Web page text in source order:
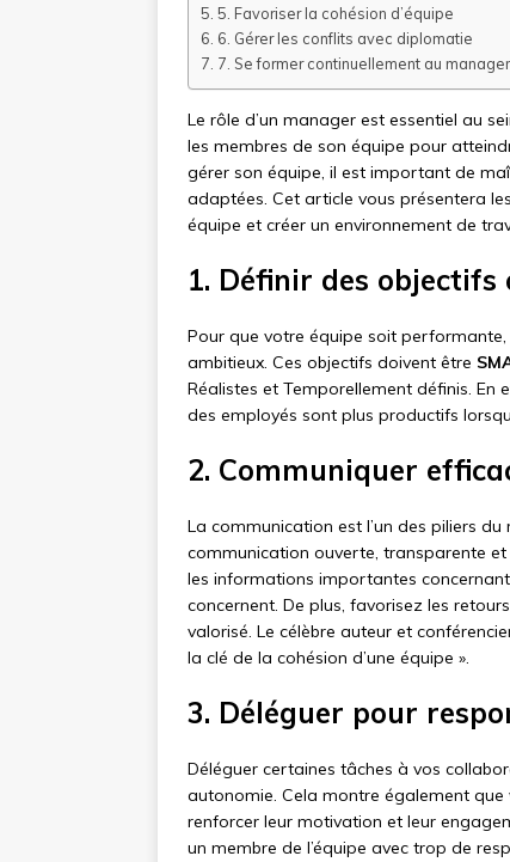
5. Favoriser la cohésion d’équipe
6. Gérer les conflits avec diplomatie
7. Se former continuellement au
Le rôle d’un manager est essentiel au
les membres de son équipe pour
gérer son équipe, il est important de
adaptées. Cet article vous présentera
équipe et créer un environnement de
1. Définir des
Pour que votre équipe soit
ambitieux. Ces objectifs doivent être
Réalistes et Temporellement définis. En
des employés sont plus productifs
2. Communiquer
La communication est l’un des piliers
communication ouverte, transparente
les informations importantes concernant
concernent. De plus, favorisez les
valorisé. Le célèbre auteur et
la clé de la cohésion d’une équipe ».
3. Déléguer pour
Déléguer certaines tâches à vos
autonomie. Cela montre également
renforcer leur motivation et leur
un membre de l’équipe avec trop de